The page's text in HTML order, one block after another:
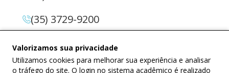
Valorizamos sua privacidade
Utilizamos cookies para melhorar sua experiência e analisar
o tráfego do site. O login no sistema acadêmico é realizado
(35) 3729-9200
Jardim Country Club 37.714-620 –
Poços De Caldas – Minas Gerais